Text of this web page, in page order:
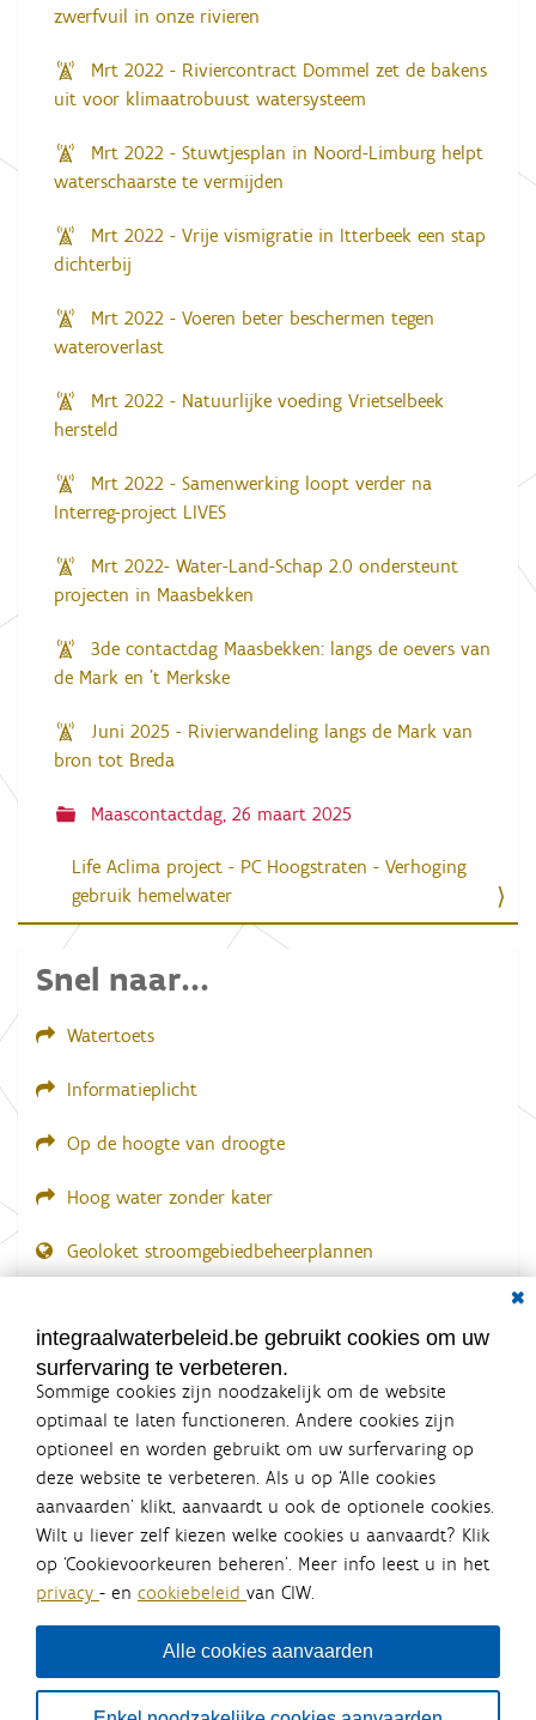
zwerfvuil in onze rivieren
Mrt 2022 - Riviercontract Dommel zet de bakens
uit voor klimaatrobuust watersysteem
Mrt 2022 - Stuwtjesplan in Noord-Limburg helpt
waterschaarste te vermijden
Mrt 2022 - Vrije vismigratie in Itterbeek een stap
dichterbij
Mrt 2022 - Voeren beter beschermen tegen
wateroverlast
Mrt 2022 - Natuurlijke voeding Vrietselbeek
hersteld
Mrt 2022 - Samenwerking loopt verder na
Interreg-project LIVES
Mrt 2022- Water-Land-Schap 2.0 ondersteunt
projecten in Maasbekken
3de contactdag Maasbekken: langs de oevers van
de Mark en 't Merkske
Juni 2025 - Rivierwandeling langs de Mark van
bron tot Breda
Maascontactdag, 26 maart 2025
Life Aclima project - PC Hoogstraten - Verhoging
gebruik hemelwater
Snel naar...
Watertoets
Informatieplicht
Op de hoogte van droogte
Hoog water zonder kater
Geoloket stroomgebiedbeheerplannen
LOGIN VEREIST
integraalwaterbeleid.be gebruikt cookies om uw
surfervaring te verbeteren.
Sommige cookies zijn noodzakelijk om de website
optimaal te laten functioneren. Andere cookies zijn
optioneel en worden gebruikt om uw surfervaring op
deze website te verbeteren. Als u op ‘Alle cookies
aanvaarden’ klikt, aanvaardt u ook de optionele cookies.
Wilt u liever zelf kiezen welke cookies u aanvaardt? Klik
op ‘Cookievoorkeuren beheren’. Meer info leest u in het
privacy - en cookiebeleid van CIW.
Alle cookies aanvaarden
Integraalwaterbeleid.be is een
officiële website van de Vlaamse
overheid
uitgegeven door Coördinatiecommissie Integraal
Waterbeleid
De Coördinatiecommissie Integraal Waterbeleid (CIW) is een
bestuursniveaus die bij het waterbeleid betrokken zijn. Ook
waterbedrijven nemen deel aan het overleg. Deze
samenwerking zorgt voor een gecoördineerde en
geïntegreerde aanpak van het waterbeleid en waterbeheer